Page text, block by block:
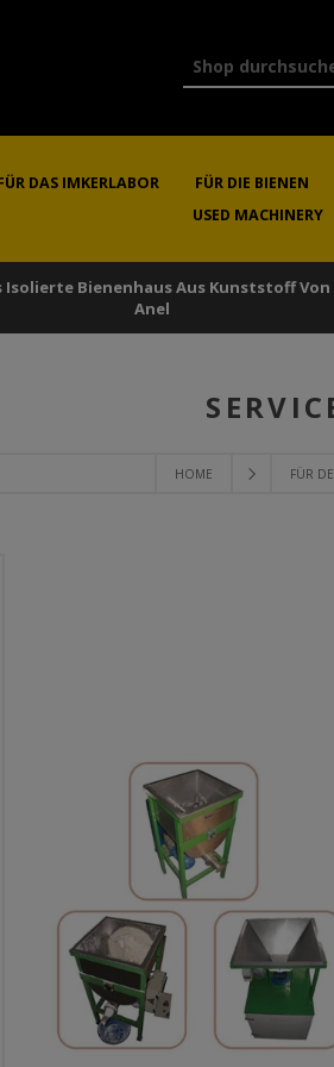
DAS IMKERLABOR FÜR DIE BIENEN
USED MACHINERY
Isolierte Bienenhaus Aus Kunststoff Von
Anel
HOME FÜR